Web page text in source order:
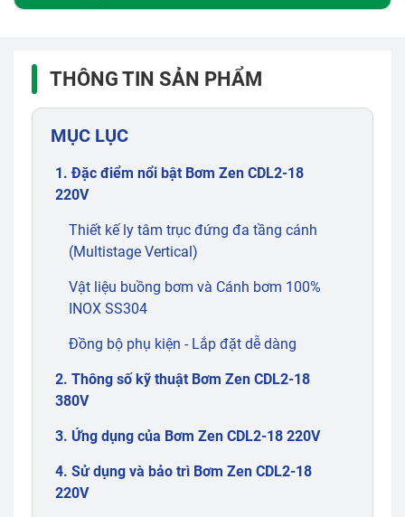
THÔNG TIN SẢN PHẨM
MỤC LỤC
1. Đặc điểm nổi bật Bơm Zen CDL2-18
220V
Thiết kế ly tâm trục đứng đa tầng cánh
(Multistage Vertical)
Vật liệu buồng bơm và Cánh bơm 100%
INOX SS304
Đồng bộ phụ kiện - Lắp đặt dễ dàng
2. Thông số kỹ thuật Bơm Zen CDL2-18
380V
3. Ứng dụng của Bơm Zen CDL2-18 220V
4. Sử dụng và bảo trì Bơm Zen CDL2-18
220V